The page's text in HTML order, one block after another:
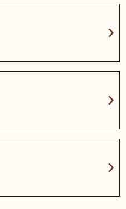
chevron_right
chevron_right
chevron_right